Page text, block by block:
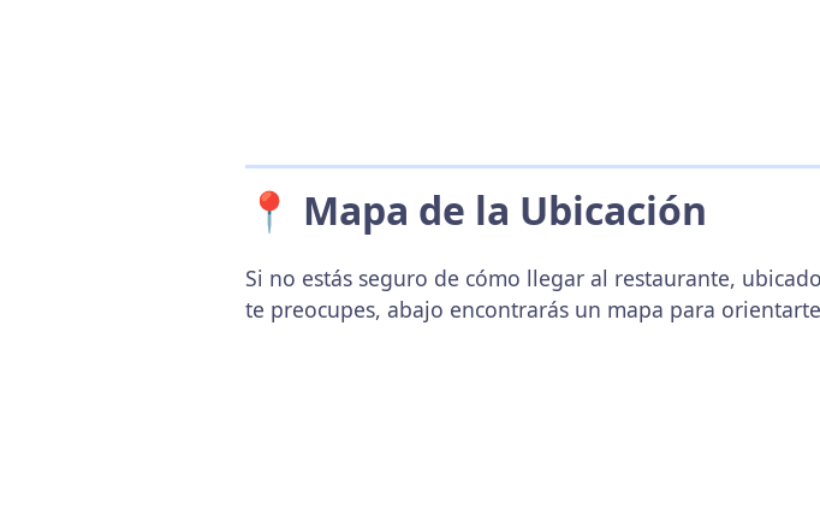
📍 Mapa de la Ubicación
Si no estás seguro de cómo llegar al restaurante,
te preocupes, abajo encontrarás un mapa para